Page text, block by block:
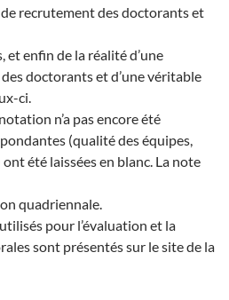
de recrutement des doctorants et
enfin de la réalité d’une
doctorants et d’une véritable
ci.
n’a pas encore été
(qualité des équipes,
été laissées en blanc. La note
quadriennale.
pour l’évaluation et la
sont présentés sur le site de la